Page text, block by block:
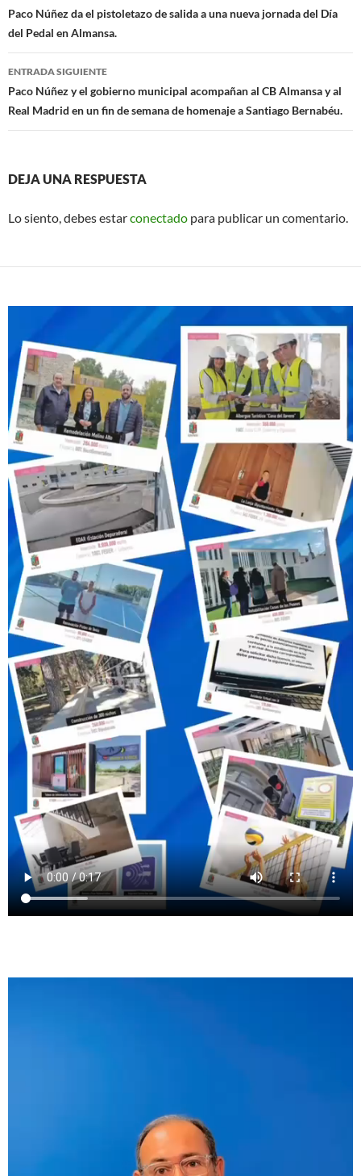
o
o
k
A
p
p
de
entradas
Paco Núñez da el pistoletazo de salida a una nueva jornada del Día
del Pedal en Almansa.
ENTRADA SIGUIENTE
Paco Núñez y el gobierno municipal acompañan al CB Almansa y al
Real Madrid en un fin de semana de homenaje a Santiago Bernabéu.
DEJA UNA RESPUESTA
Lo siento, debes estarconectado para publicar un comentario.